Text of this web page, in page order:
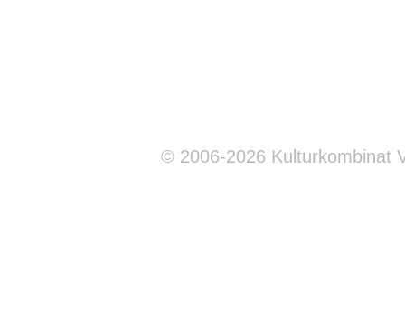
© 2006-2026